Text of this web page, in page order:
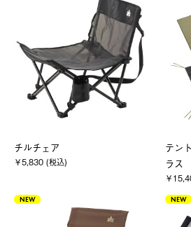
チルチェア
￥5,830 (税込)
テン
ラス
￥
NEW NEW